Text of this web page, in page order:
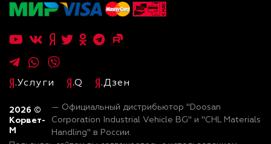
.Услуги .Q .Дзен
2026 ©
Корвет-
М
— Официальный дистрибьютор "Doosan
Corporation Industrial Vehicle BG" и "CHL Materials
Handling" в России.